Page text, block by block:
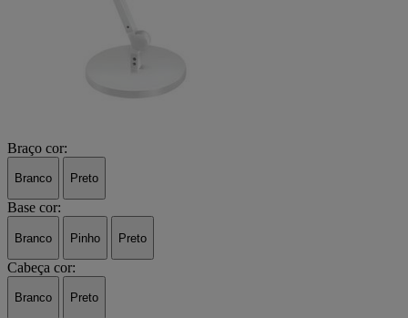
Braço cor:
Branco Preto
Base cor:
Branco Pinho Preto
Cabeça cor:
Branco Preto